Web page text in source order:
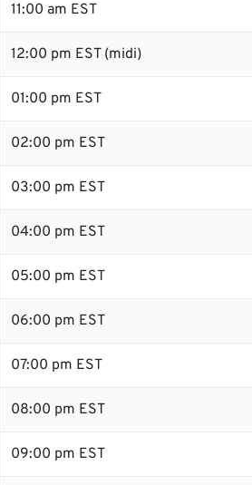
11:00 am EST
12:00 pm EST (midi)
01:00 pm EST
02:00 pm EST
03:00 pm EST
04:00 pm EST
05:00 pm EST
06:00 pm EST
07:00 pm EST
08:00 pm EST
09:00 pm EST